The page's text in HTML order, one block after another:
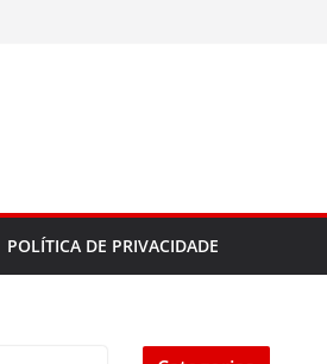
POLÍTICA DE PRIVACIDADE